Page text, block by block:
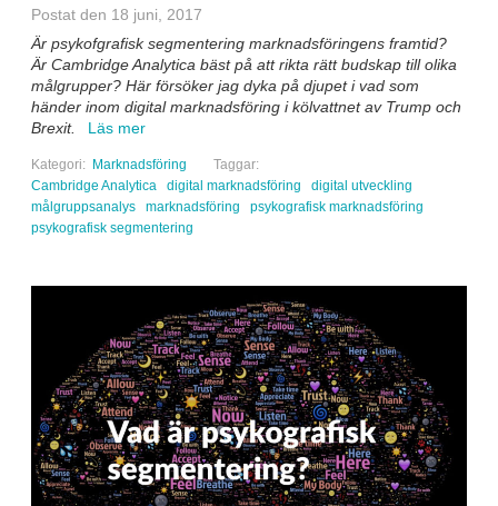
Postat den 18 juni, 2017
Är psykofgrafisk segmentering marknadsföringens framtid?
Är Cambridge Analytica bäst på att rikta rätt budskap till olika
målgrupper? Här försöker jag dyka på djupet i vad som
händer inom digital marknadsföring i kölvattnet av Trump och
Brexit.
Läs mer
Kategori: Marknadsföring
Taggar:
Cambridge Analytica
digital marknadsföring
digital utveckling
målgruppsanalys
marknadsföring
psykografisk marknadsföring
psykografisk segmentering